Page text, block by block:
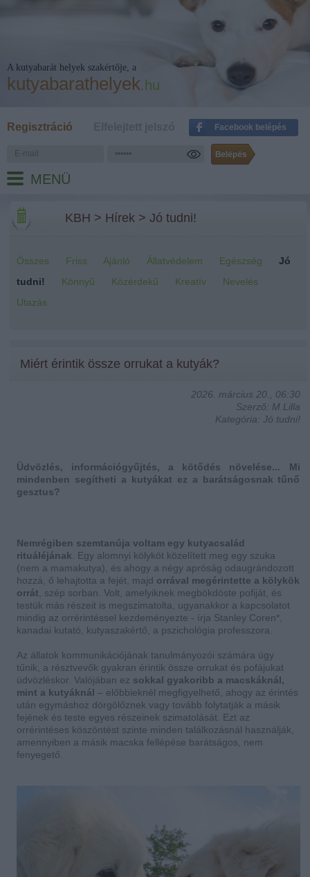
A kutyabarát helyek szakértője, a
kutyabarathelyek.hu
Regisztráció Facebook belépés
MENÜ
KBH > Hírek >Jó tudni!
Összes Friss Ajánló Állatvédelem Egészség
Jó
tudni!
Könnyű Közérdekű Kreatív
Nevelés
Utazás
Miért érintik össze orrukat a kutyák?
2026. március 20., 06:30
Szerző: M.Lilla
Kategória: Jó tudni!
Üdvözlés, információgyűjtés, a kötődés növelése... Mi
mindenben segítheti a kutyákat ez a barátságosnak tűnő
gesztus?
Nemrégiben szemtanúja voltam egy kutyacsalád
rituáléjának . Egy alomnyi kölyköt közelített meg egy szuka
(nem a mamakutya), és ahogy a négy apróság odaugrándozott
hozzá, ő lehajtotta a fejét, majd orrával megérintette a kölykök
orrát , szép sorban. Volt, amelyiknek megbökdöste pofiját, és
testük más részeit is megszimatolta, ugyanakkor a kapcsolatot
mindig az orrérintéssel kezdeményezte - írja Stanley Coren*,
kanadai kutató, kutyaszakértő, a pszichológia professzora.
Az állatok kommunikációjának tanulmányozói számára úgy
tűnik, a résztvevők gyakran érintik össze orrukat és pofájukat
üdvözléskor. Valójában ez sokkal gyakoribb a macskáknál,
mint a kutyáknál – előbbieknél megfigyelhető, ahogy az érintés
után egymáshoz dörgölőznek vagy tovább folytatják a másik
fejének és teste egyes részeinek szimatolását. Ezt az
orrérintéses köszöntést szinte minden találkozásnál használják,
amennyiben a másik macska fellépése barátságos, nem
fenyegető.